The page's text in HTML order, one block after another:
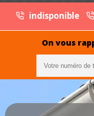
indisponible
On vous